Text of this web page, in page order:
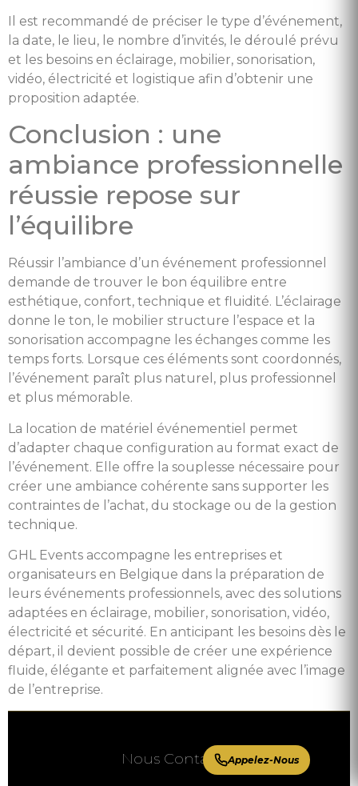
Il est recommandé de préciser le type d’événement,
la date, le lieu, le nombre d’invités, le déroulé prévu
et les besoins en éclairage, mobilier, sonorisation,
vidéo, électricité et logistique afin d’obtenir une
proposition adaptée.
Conclusion : une
ambiance professionnelle
réussie repose sur
l’équilibre
Réussir l’ambiance d’un événement professionnel
demande de trouver le bon équilibre entre
esthétique, confort, technique et fluidité. L’éclairage
donne le ton, le mobilier structure l’espace et la
sonorisation accompagne les échanges comme les
temps forts. Lorsque ces éléments sont coordonnés,
l’événement paraît plus naturel, plus professionnel
et plus mémorable.
La location de matériel événementiel permet
d’adapter chaque configuration au format exact de
l’événement. Elle offre la souplesse nécessaire pour
créer une ambiance cohérente sans supporter les
contraintes de l’achat, du stockage ou de la gestion
technique.
GHL Events accompagne les entreprises et
organisateurs en Belgique dans la préparation de
leurs événements professionnels, avec des solutions
adaptées en éclairage, mobilier, sonorisation, vidéo,
électricité et sécurité. En anticipant les besoins dès le
départ, il devient possible de créer une expérience
fluide, élégante et parfaitement alignée avec l’image
de l’entreprise.
Nous ContacterAppelez-Nous